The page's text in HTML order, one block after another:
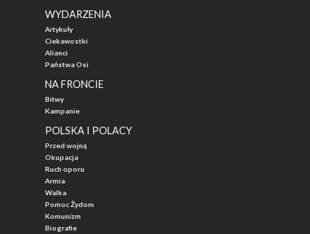
WYDARZENIA
Artykuły
Ciekawostki
Alianci
Państwa Osi
NA FRONCIE
Bitwy
Kampanie
POLSKA I POLACY
Przed wojną
Okupacja
Ruch oporu
Armia
Walka
Pomoc Żydom
Komunizm
Biografie